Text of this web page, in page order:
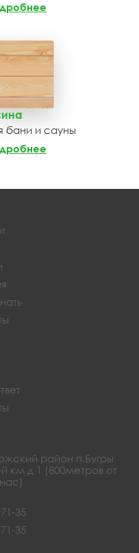
бани и сауны
район п.Бугры
км д 1 (800метров от
35
35